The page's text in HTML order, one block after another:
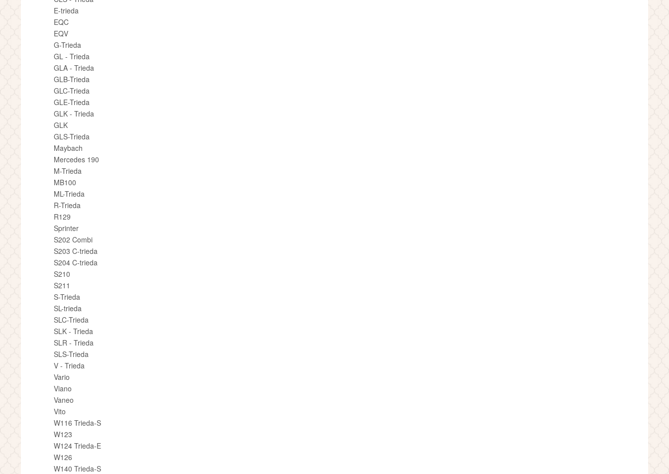
E-trieda
EQC
EQV
G-Trieda
GL - Trieda
GLA - Trieda
GLB-Trieda
GLC-Trieda
GLE-Trieda
GLK - Trieda
GLK
GLS-Trieda
Maybach
Mercedes 190
M-Trieda
MB100
ML-Trieda
R-Trieda
R129
Sprinter
S202 Combi
S203 C-trieda
S204 C-trieda
S210
S211
S-Trieda
SL-trieda
SLC-Trieda
SLK - Trieda
SLR - Trieda
SLS-Trieda
V - Trieda
Vario
Viano
Vaneo
Vito
W116 Trieda-S
W123
W124 Trieda-E
W126
W140 Trieda-S